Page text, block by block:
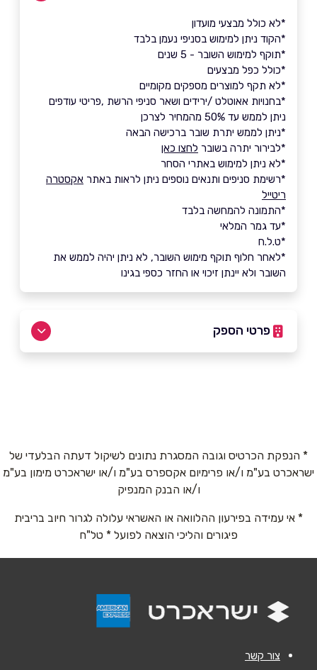
*לא כולל מבצעי מועדון
*הקוד ניתן למימוש בסניפי נעמן בלבד
*תוקף למימוש השובר - 5 שנים
*כולל כפל מבצעים
*לא תקף למוצרים מספקים מקומיים
*בחנויות אאוטלט /ירידים ושאר סניפי הרשת ,פריטי עודפים
ניתן לממש עד 50% מהמחיר לצרכן
*ניתן לממש יתרת שובר ברכישה הבאה
*לבירור יתרה בשובר לחצו כאן
*לא ניתן למימוש באתרי הסחר
*רשימת סניפים ותנאים נוספים ניתן לראות באתר אקסטרה
ריטייל
*התמונה להמחשה בלבד
*עד גמר המלאי
*ט.ל.ח
*לאחר חלוף תוקף מימוש השובר, לא ניתן יהיה לממש את
השובר ולא יינתן זיכוי או החזר כספי בגינו
פרטי הספק
שם מלא*
טלפון*
נושא*
* הנפקת הכרטיס וגובה המסגרת נתונים לשיקול דעתה הבלעדי של
ישראכרט בע"מ ו/או פרימיום אקספרס בע"מ ו/או ישראכרט מימון בע"מ
ו/או הבנק המנפיק
* אי עמידה בפירעון ההלוואה או האשראי עלולה לגרור חיוב בריבית
פיגורים והליכי הוצאה לפועל * טל"ח
צור קשר